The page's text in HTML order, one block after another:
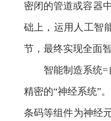
密闭的管道或容器
础上，运用人工智
节，最终实现全面智
智能制造系统
精密的“神经系统”
条码等组件为神经